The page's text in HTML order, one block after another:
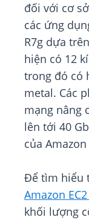
đối với cơ
các ứng
R7g dựa
hiện có 12
trong đó có
metal. Các
mạng nâng
lên tới 40
của Amazon
Để tìm hiểu
Amazon
khối lượng